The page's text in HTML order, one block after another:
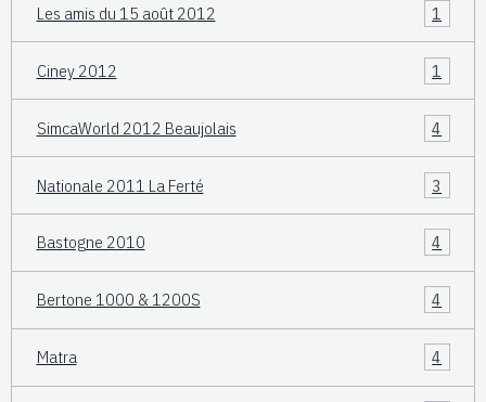
Les amis du 15 août 2012 1
Ciney 2012 1
SimcaWorld 2012 Beaujolais 4
Nationale 2011 La Ferté 3
Bastogne 2010 4
Bertone 1000 & 1200S 4
Matra 4